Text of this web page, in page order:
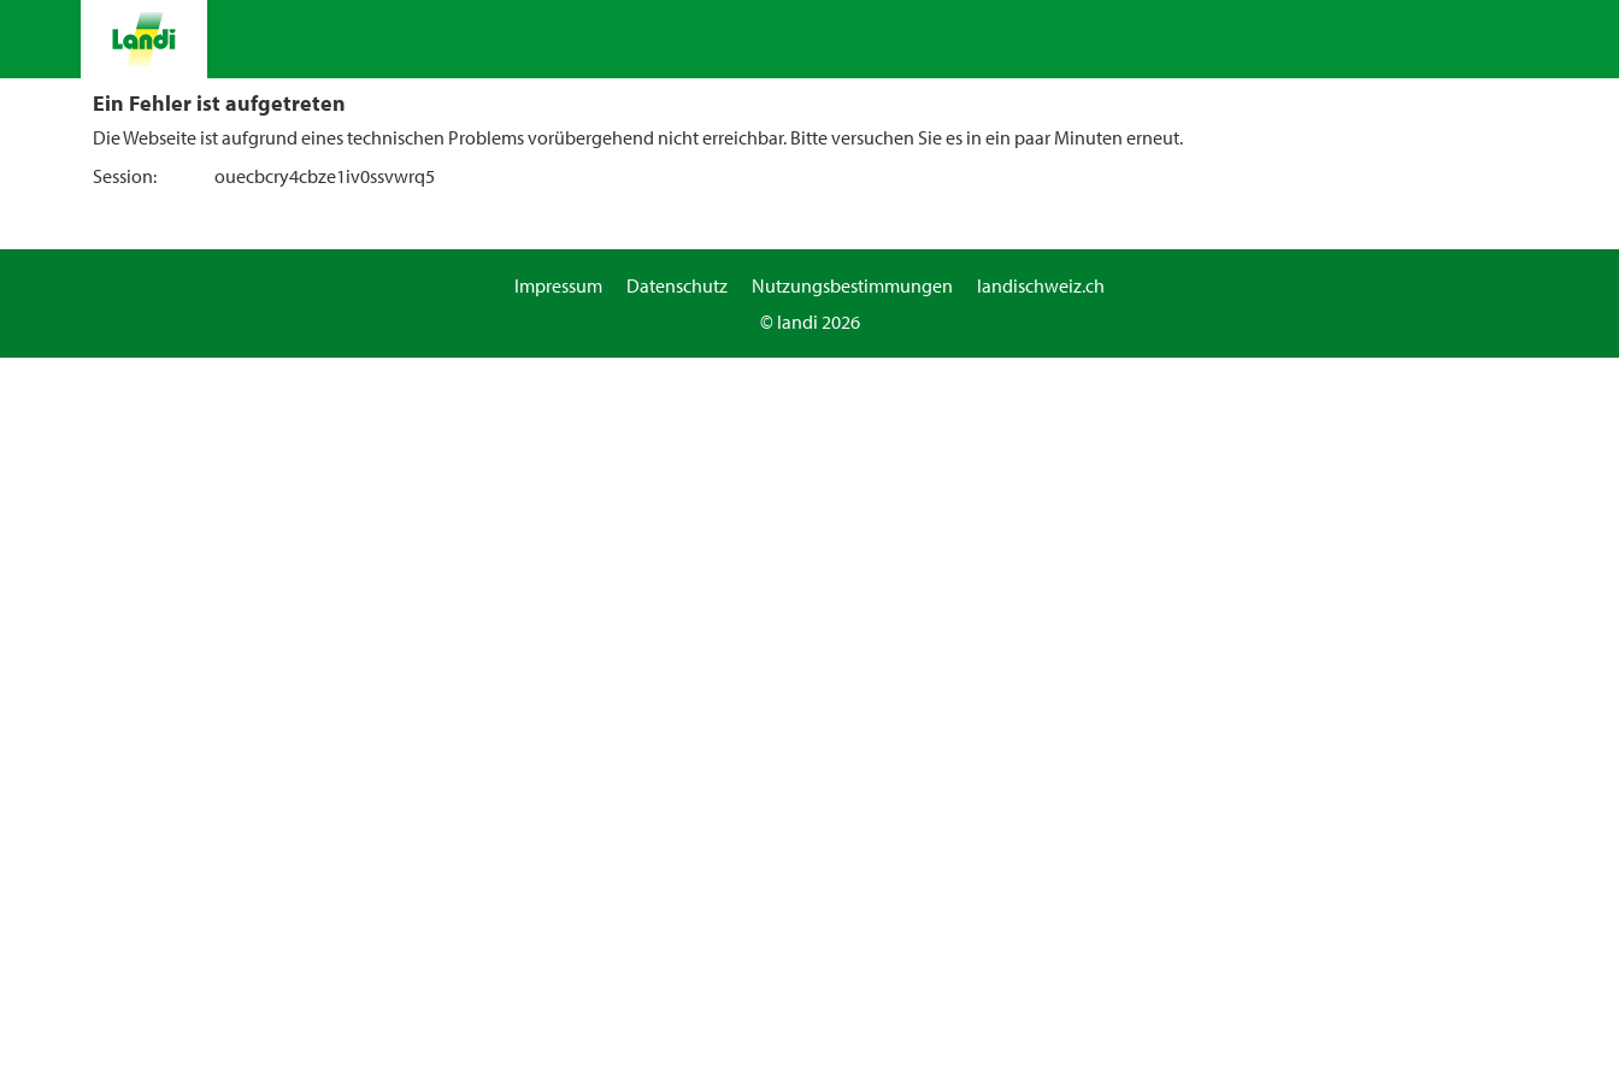
Ein Fehler ist aufgetreten
Die Webseite ist aufgrund eines technischen Problems vorübergehend nicht erreichbar. Bitte versuchen Sie es in ein paar Minuten erneut.
Session:
ouecbcry4cbze1iv0ssvwrq5
Impressum Datenschutz Nutzungsbestimmungen
landischweiz.ch
© landi 2026